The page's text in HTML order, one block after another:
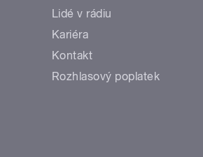
Lidé v rádiu
Kariéra
Kontakt
Rozhlasový poplatek